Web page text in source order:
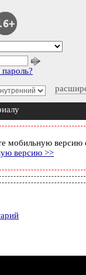
мобильную версию
версию >>